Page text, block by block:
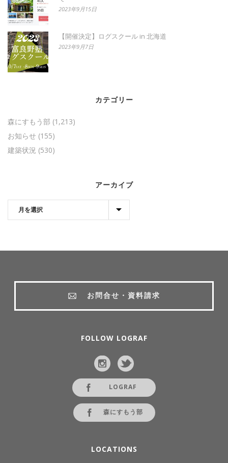
2023年9月15日
【開催決定】ログスクール in 北海道
2023年9月7日
カテゴリー
森にすもう部 (1,213)
お知らせ (155)
建築状況 (530)
アーカイブ
お問合せ・資料請求
FOLLOW LOGRAF
LOGRAF
森にすもう部
LOCATIONS